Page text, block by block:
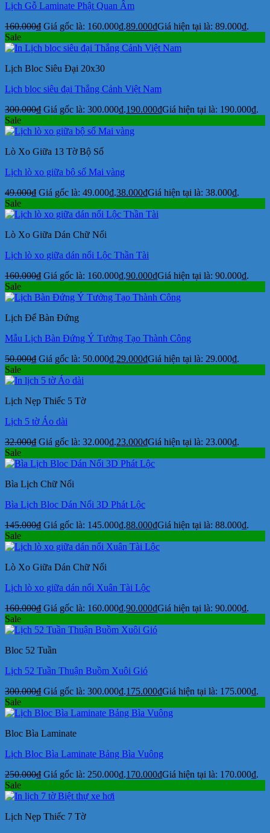
Lịch Gỗ Laminate Phật Quan Âm
160.000₫ Giá gốc là: 160.000₫.89.000₫Giá hiện tại là: 89.000₫.
Sale
Lịch Bloc Siêu Đại 20x30
Lịch bloc siêu đại Thắng Cảnh Việt Nam
300.000₫ Giá gốc là: 300.000₫.190.000₫Giá hiện tại là: 190.000₫.
Sale
Lò Xo Giữa 13 Tờ Bộ Số
Lịch lò xo giữa bộ số Mai vàng
49.000₫ Giá gốc là: 49.000₫.38.000₫Giá hiện tại là: 38.000₫.
Sale
Lò Xo Giữa Dán Chữ Nổi
Lịch lò xo giữa dán nổi Lộc Thần Tài
160.000₫ Giá gốc là: 160.000₫.90.000₫Giá hiện tại là: 90.000₫.
Sale
Lịch Để Bàn Đứng
Mẫu Lịch Bàn Đứng Ý Tưởng Tạo Thành Công
50.000₫ Giá gốc là: 50.000₫.29.000₫Giá hiện tại là: 29.000₫.
Sale
Lịch Nẹp Thiếc 5 Tờ
Lịch 5 tờ Áo dài
32.000₫ Giá gốc là: 32.000₫.23.000₫Giá hiện tại là: 23.000₫.
Sale
Bìa Lịch Chữ Nổi
Bìa Lịch Bloc Dán Nổi 3D Phát Lộc
145.000₫ Giá gốc là: 145.000₫.88.000₫Giá hiện tại là: 88.000₫.
Sale
Lò Xo Giữa Dán Chữ Nổi
Lịch lò xo giữa dán nổi Xuân Tài Lộc
160.000₫ Giá gốc là: 160.000₫.90.000₫Giá hiện tại là: 90.000₫.
Sale
Bloc 52 Tuần
Lịch 52 Tuần Thuận Buồm Xuôi Gió
300.000₫ Giá gốc là: 300.000₫.175.000₫Giá hiện tại là: 175.000₫.
Sale
Bloc Bìa Laminate
Lịch Bloc Bìa Laminate Bảng Bìa Vuông
250.000₫ Giá gốc là: 250.000₫.170.000₫Giá hiện tại là: 170.000₫.
Sale
Lịch Nẹp Thiếc 7 Tờ